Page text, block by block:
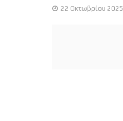
22 Οκτωβρίου 2025